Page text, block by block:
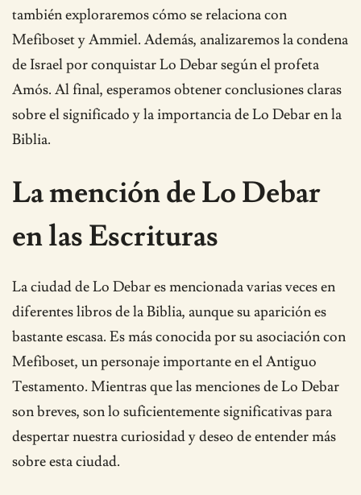
también exploraremos cómo se relaciona con
Mefiboset y Ammiel. Además, analizaremos la condena
de Israel por conquistar Lo Debar según el profeta
Amós. Al final, esperamos obtener conclusiones claras
sobre el significado y la importancia de Lo Debar en la
Biblia.
La mención de Lo Debar
en las Escrituras
La ciudad de Lo Debar es mencionada varias veces en
diferentes libros de la Biblia, aunque su aparición es
bastante escasa. Es más conocida por su asociación con
Mefiboset, un personaje importante en el Antiguo
Testamento. Mientras que las menciones de Lo Debar
son breves, son lo suficientemente significativas para
despertar nuestra curiosidad y deseo de entender más
sobre esta ciudad.